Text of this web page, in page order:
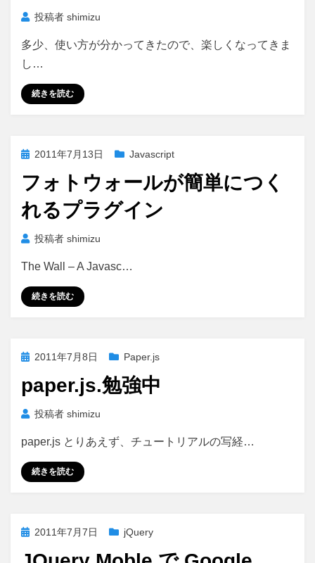
投稿者 shimizu
多少、使い方が分かってきたので、楽しくなってきま
し…
続きを読む
投
日:
2011年7月13日 Javascript
フォトウォールが簡単につく
れるプラグイン
投稿者 shimizu
The Wall – A Javasc…
続きを読む
投
日:
2011年7月8日 Paper.js
paper.js.勉強中
投稿者 shimizu
paper.js とりあえず、チュートリアルの写経…
続きを読む
投 2011年7月7日 jQuery